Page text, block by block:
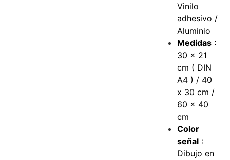
Vinilo
adhesivo /
Aluminio
Medidas :
30 x 21
cm ( DIN
A4 ) / 40
x 30 cm /
60 x 40
cm
Color
señal :
Dibujo en